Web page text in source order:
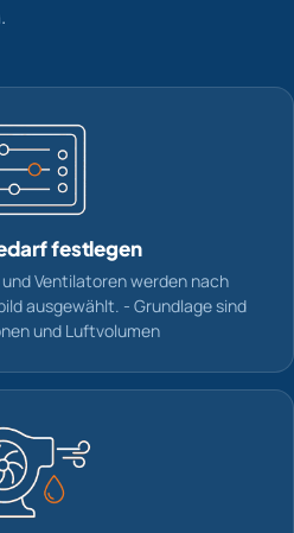
festlegen
Ventilatoren werden nach
ausgewählt. - Grundlage sind
und Luftvolumen